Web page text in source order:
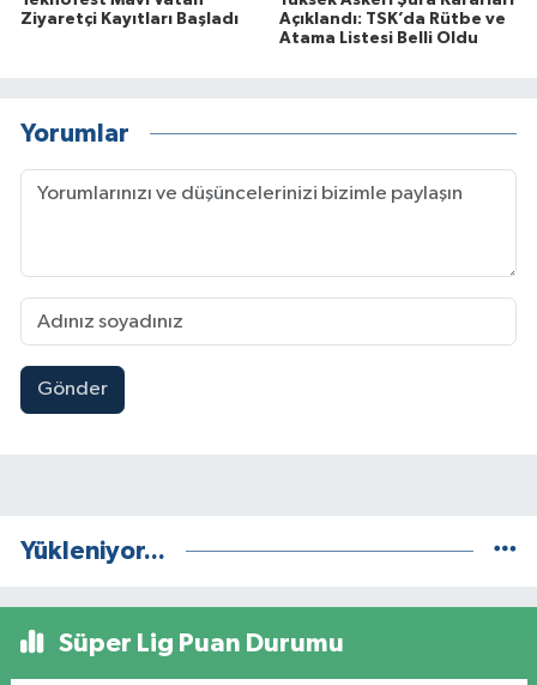
Ziyaretçi Kayıtları Başladı
Açıklandı: TSK’da Rütbe ve
Atama Listesi Belli Oldu
Yorumlar
Gönder
Yükleniyor...
Süper Lig Puan Durumu